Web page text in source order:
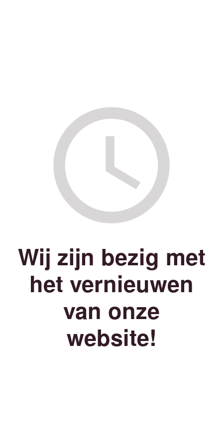
Wij zijn bezig met
het vernieuwen
van onze
website!